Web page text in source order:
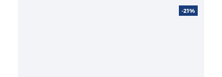
-21%